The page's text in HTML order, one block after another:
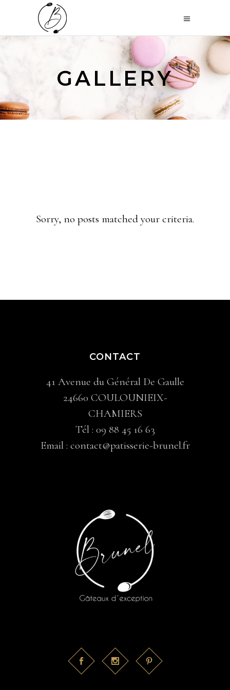
GALLERY
Sorry, no posts matched your criteria.
CONTACT
41 Avenue du Général De Gaulle
24660 COULOUNIEIX-
CHAMIERS
Tél : 09 88 45 16 63
Email : contact@patisserie-brunel.fr